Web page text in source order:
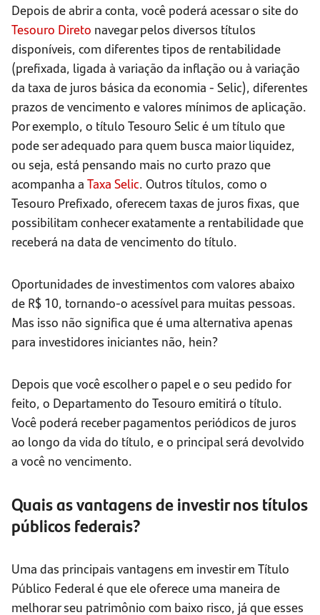
Depois de abrir a conta, você poderá acessar o site do
Tesouro Direto navegar pelos diversos títulos
disponíveis, com diferentes tipos de rentabilidade
(prefixada, ligada à variação da inflação ou à variação
da taxa de juros básica da economia - Selic), diferentes
prazos de vencimento e valores mínimos de aplicação.
Por exemplo, o título Tesouro Selic é um título que
pode ser adequado para quem busca maior liquidez,
ou seja, está pensando mais no curto prazo que
acompanha a Taxa Selic. Outros títulos, como o
Tesouro Prefixado, oferecem taxas de juros fixas, que
possibilitam conhecer exatamente a rentabilidade que
receberá na data de vencimento do título.
Oportunidades de investimentos com valores abaixo
de R$ 10, tornando-o acessível para muitas pessoas.
Mas isso não significa que é uma alternativa apenas
para investidores iniciantes não, hein?
Depois que você escolher o papel e o seu pedido for
feito, o Departamento do Tesouro emitirá o título.
Você poderá receber pagamentos periódicos de juros
ao longo da vida do título, e o principal será devolvido
a você no vencimento.
Quais as vantagens de investir nos títulos
públicos federais?
Uma das principais vantagens em investir em Título
Público Federal é que ele oferece uma maneira de
melhorar seu patrimônio com baixo risco, já que esses